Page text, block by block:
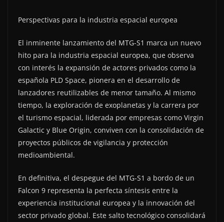
Perspectivas para la industria espacial europea
El inminente lanzamiento del MTG-S1 marca un nuevo
hito para la industria espacial europea, que observa
con interés la expansión de actores privados como la
española PLD Space, pionera en el desarrollo de
lanzadores reutilizables de menor tamaño. Al mismo
tiempo, la exploración de exoplanetas y la carrera por
el turismo espacial, liderada por empresas como Virgin
Galactic y Blue Origin, conviven con la consolidación de
proyectos públicos de vigilancia y protección
medioambiental.
En definitiva, el despegue del MTG-S1 a bordo de un
Falcon 9 representa la perfecta síntesis entre la
experiencia institucional europea y la innovación del
sector privado global. Este salto tecnológico consolidará